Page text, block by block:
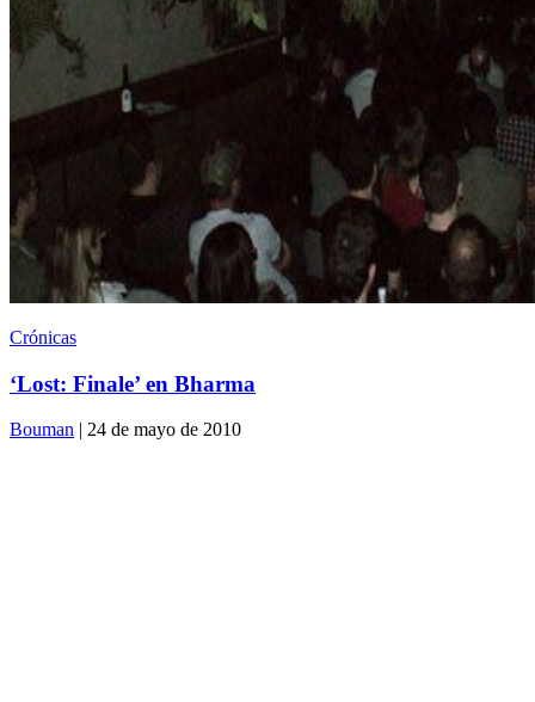
Crónicas
‘Lost: Finale’ en Bharma
Bouman | 24 de mayo de 2010